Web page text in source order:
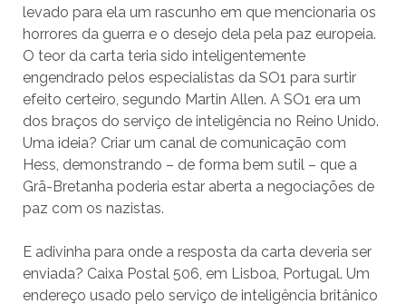
levado para ela um rascunho em que mencionaria os
horrores da guerra e o desejo dela pela paz europeia.
O teor da carta teria sido inteligentemente
engendrado pelos especialistas da SO1 para surtir
efeito certeiro, segundo Martin Allen. A SO1 era um
dos braços do serviço de inteligência no Reino Unido.
Uma ideia? Criar um canal de comunicação com
Hess, demonstrando – de forma bem sutil – que a
Grã-Bretanha poderia estar aberta a negociações de
paz com os nazistas.
E adivinha para onde a resposta da carta deveria ser
enviada? Caixa Postal 506, em Lisboa, Portugal. Um
endereço usado pelo serviço de inteligência britânico